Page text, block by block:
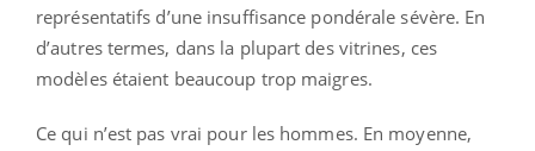
représentatifs d’une insuffisance pondérale sévère. En
d’autres termes, dans la plupart des vitrines, ces
modèles étaient beaucoup trop maigres.
Ce qui n’est pas vrai pour les hommes. En moyenne,